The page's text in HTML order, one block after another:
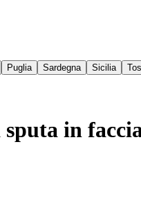
Puglia Sardegna Sicilia
in